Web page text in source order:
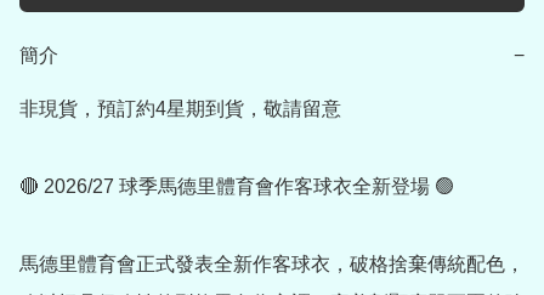
簡介 −
非現貨，預訂約4星期到貨，敬請留意
🔴 2026/27 球季馬德里體育會作客球衣全新登場 🟢
馬德里體育會正式發表全新作客球衣，破格捨棄傳統配色，